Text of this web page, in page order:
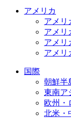
アメリカ
アメリ
アメリ
アメリ
アメリ
国際
朝鮮半
東南ア
欧州・
北米・